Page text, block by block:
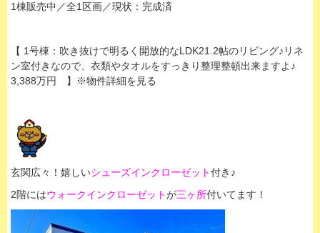
1棟販売中／全1区画／現状：完成済
【 1号棟：吹き抜けで明るく開放的なLDK21.2帖のリビング♪リネ
ン室付きなので、衣類やタオルをすっきり整理整頓出来ますよ♪
3,388万円 】※物件詳細を見る
玄関広々！嬉しいシューズインクローゼット付き♪
2階にはウォークインクローゼットが三ヶ所付いてます！